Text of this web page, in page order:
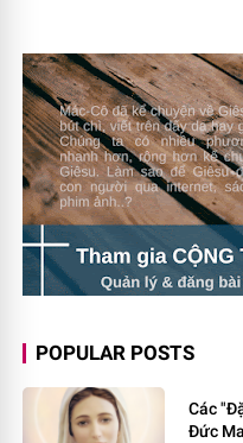
POPULAR POSTS
Các
Đức